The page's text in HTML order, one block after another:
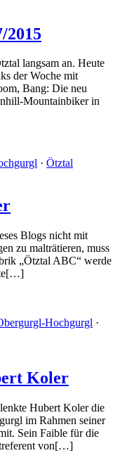
2015
langsam an. Heute
der Woche mit
Bang: Die neu
Mountainbiker in
· Ötztal
Blogs nicht mit
zu malträtieren, muss
„Ötztal ABC“ werde
Hochgurgl ·
Koler
Hubert Koler die
im Rahmen seiner
Sein Faible für die
von[…]